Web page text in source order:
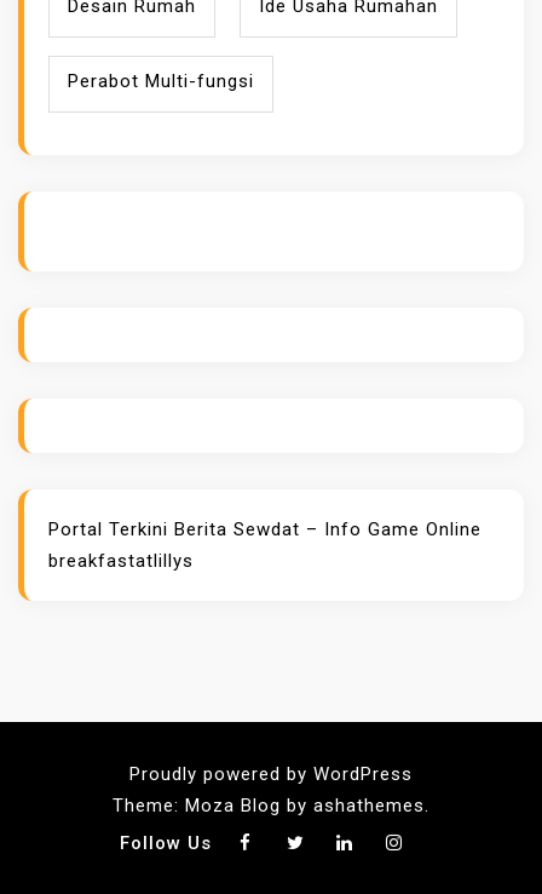
Desain Rumah Ide Usaha Rumahan
Perabot Multi-fungsi
Portal Terkini Berita Sewdat – Info Game Online
breakfastatlillys
Proudly powered by WordPress
Theme: Moza Blog by ashathemes.
Follow Us